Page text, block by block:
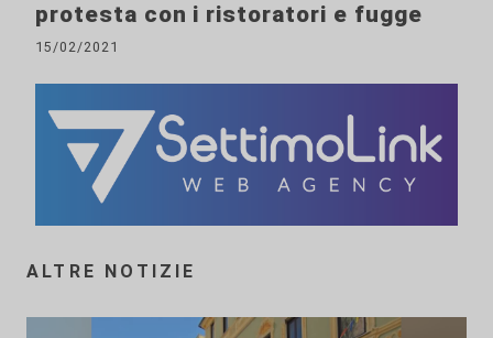
protesta con i ristoratori e fugge
15/02/2021
ALTRE NOTIZIE